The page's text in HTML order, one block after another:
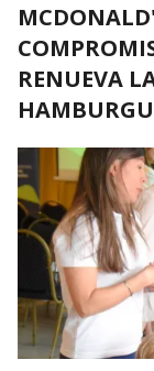
RENUEVA